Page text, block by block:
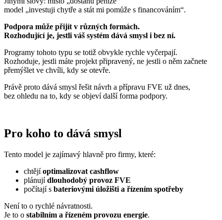
model „investuji chytře a stát mi pomůže s financováním“.
Podpora může přijít v různých formách.
Rozhodující je, jestli váš systém dává smysl i bez ní.
Programy tohoto typu se totiž obvykle rychle vyčerpají.
Rozhoduje, jestli máte projekt připravený, ne jestli o něm začnete
přemýšlet ve chvíli, kdy se otevře.
Právě proto dává smysl řešit návrh a přípravu FVE už dnes,
bez ohledu na to, kdy se objeví další forma podpory.
Pro koho to dává smysl
Tento model je zajímavý hlavně pro firmy, které:
chtějíoptimalizovat cashflow
plánujídlouhodobý provoz FVE
počítají s bateriovými úložišti a řízením spotřeby
Není to o rychlé návratnosti.
Je to o stabilním a řízeném provozu energie.